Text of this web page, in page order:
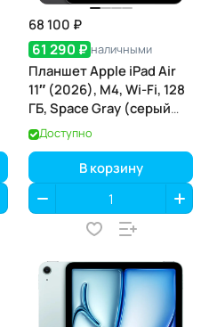
68 100 ₽
61 290 ₽ наличными
Планшет Apple iPad Air
11″ (2026), M4, Wi-Fi, 128
ГБ, Space Gray (серый
космос)
Доступно
В корзину